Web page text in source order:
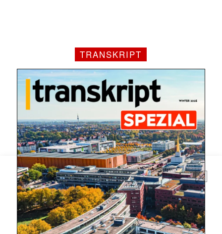
Mit dem |transkript-Newsletter
jede Woche aktuell informiert.
E-
Mail
(erforderlich)
TRANSKRIPT